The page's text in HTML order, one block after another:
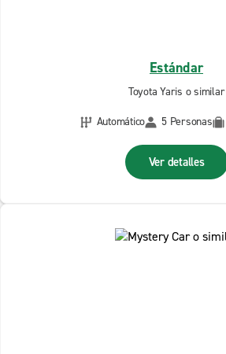
Estándar
Toyota Yaris o similar
Automático
5 Personas
Ver detalles